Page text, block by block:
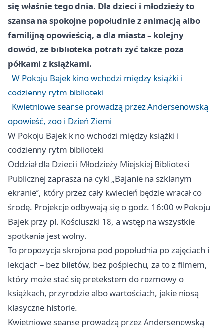
się właśnie tego dnia. Dla dzieci i młodzieży to
szansa na spokojne popołudnie z animacją albo
familijną opowieścią, a dla miasta – kolejny
dowód, że biblioteka potrafi żyć także poza
półkami z książkami.
W Pokoju Bajek kino wchodzi między książki i
codzienny rytm biblioteki
Kwietniowe seanse prowadzą przez Andersenowską
opowieść, zoo i Dzień Ziemi
W Pokoju Bajek kino wchodzi między książki i
codzienny rytm biblioteki
Oddział dla Dzieci i Młodzieży Miejskiej Biblioteki
Publicznej zaprasza na cykl „Bajanie na szklanym
ekranie”, który przez cały kwiecień będzie wracał co
środę. Projekcje odbywają się o godz. 16:00 w Pokoju
Bajek przy pl. Kościuszki 18, a wstęp na wszystkie
spotkania jest wolny.
To propozycja skrojona pod popołudnia po zajęciach i
lekcjach – bez biletów, bez pośpiechu, za to z filmem,
który może stać się pretekstem do rozmowy o
książkach, przyrodzie albo wartościach, jakie niosą
klasyczne historie.
Kwietniowe seanse prowadzą przez Andersenowską